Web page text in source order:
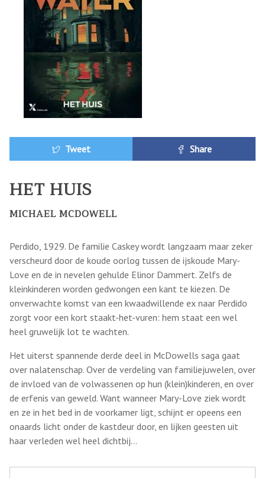
Tweet Share
HET HUIS
MICHAEL MCDOWELL
Perdido, 1929. De familie Caskey wordt langzaam maar zeker
verscheurd door de koude oorlog tussen de ijskoude Mary-
Love en de in nevelen gehulde Elinor Dammert. Zelfs de
kleinkinderen worden gedwongen een kant te kiezen. De
onverwachte komst van een kwaadwillende ex naar Perdido
zorgt voor een kort staakt-het-vuren: hem staat een wel
heel gruwelijk lot te wachten.
Het uiterst spannende derde deel in McDowells saga gaat
over nalatenschap. Over de verdeling van familiejuwelen, over
de invloed van de volwassenen op hun (klein)kinderen, en over
de erfenis van geweld. Want wanneer Mary-Love ziek wordt
en ze in het bed in de voorkamer ligt, schijnt er opeens een
onaards licht onder de kastdeur door, en lijken geesten uit
haar verleden wel heel dichtbij…